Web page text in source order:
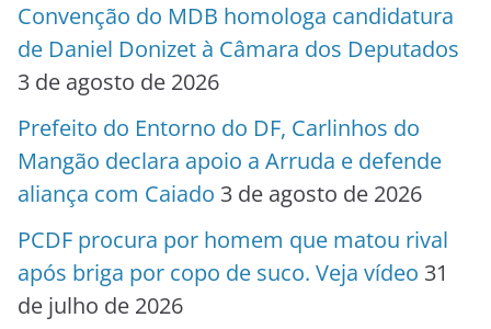
Convenção do MDB homologa candidatura
de Daniel Donizet à Câmara dos Deputados
3 de agosto de 2026
Prefeito do Entorno do DF, Carlinhos do
Mangão declara apoio a Arruda e defende
aliança com Caiado 3 de agosto de 2026
PCDF procura por homem que matou rival
após briga por copo de suco. Veja vídeo 31
de julho de 2026